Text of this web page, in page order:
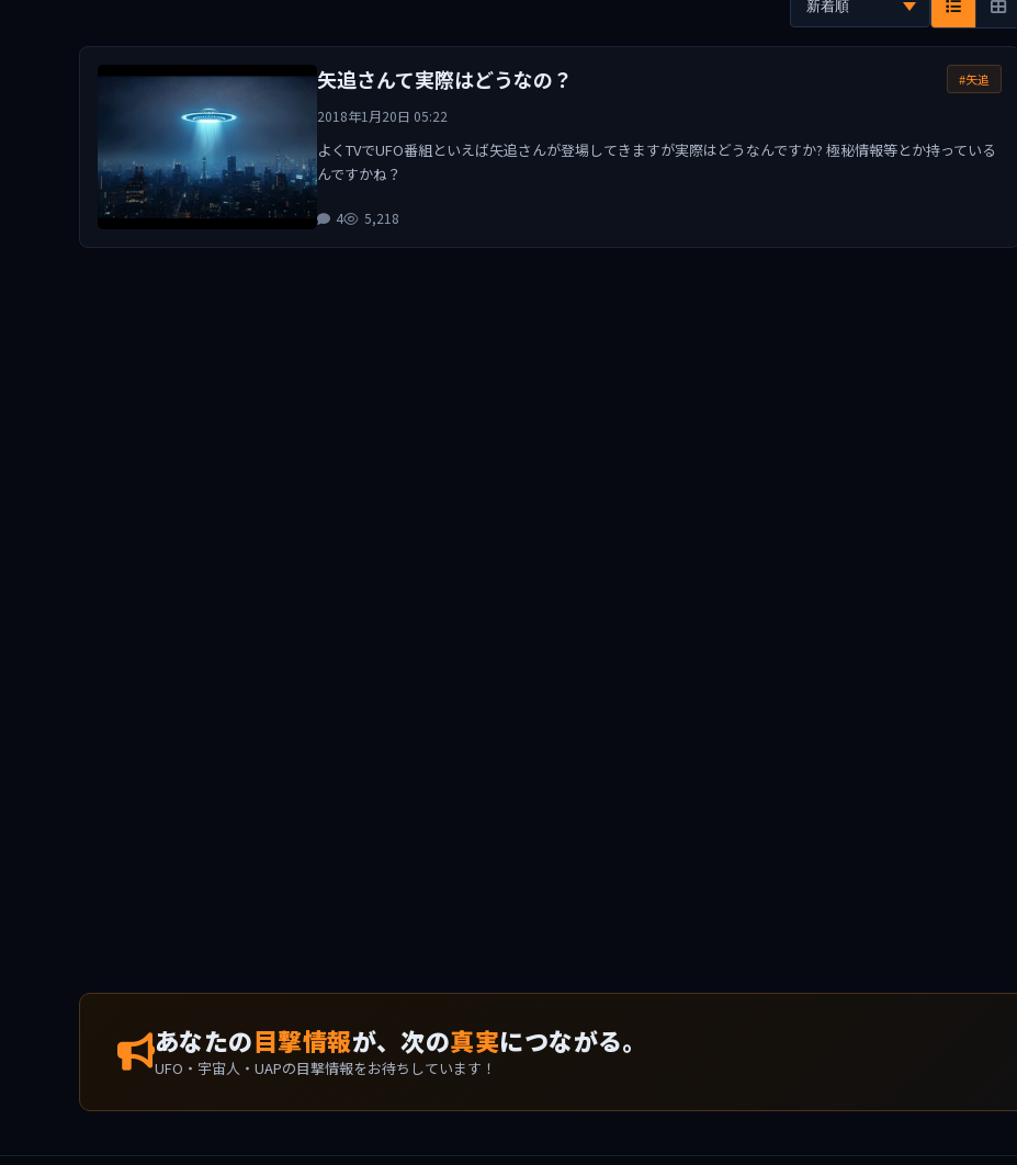
矢追さんて実際はどうなの？ #矢追
2018年1月20日 05:22
よくTVでUFO番組といえば矢追さんが登場してきますが実際はどうなんですか? 極秘情報等とか持っている
んですかね？
4 5,218
あなたの目撃情報が、次の真実につながる。
UFO・宇宙人・UAPの目撃情報をお待ちしています！